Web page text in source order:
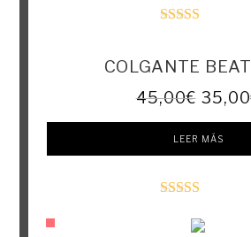
COLGANTE
45,00€ 35,00
LEER MÁS
5.00de 5